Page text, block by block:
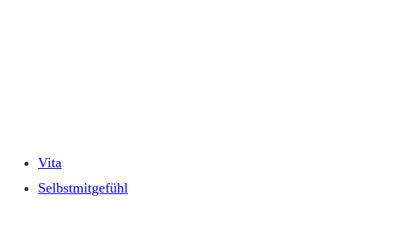
Vita
Selbstmitgefühl